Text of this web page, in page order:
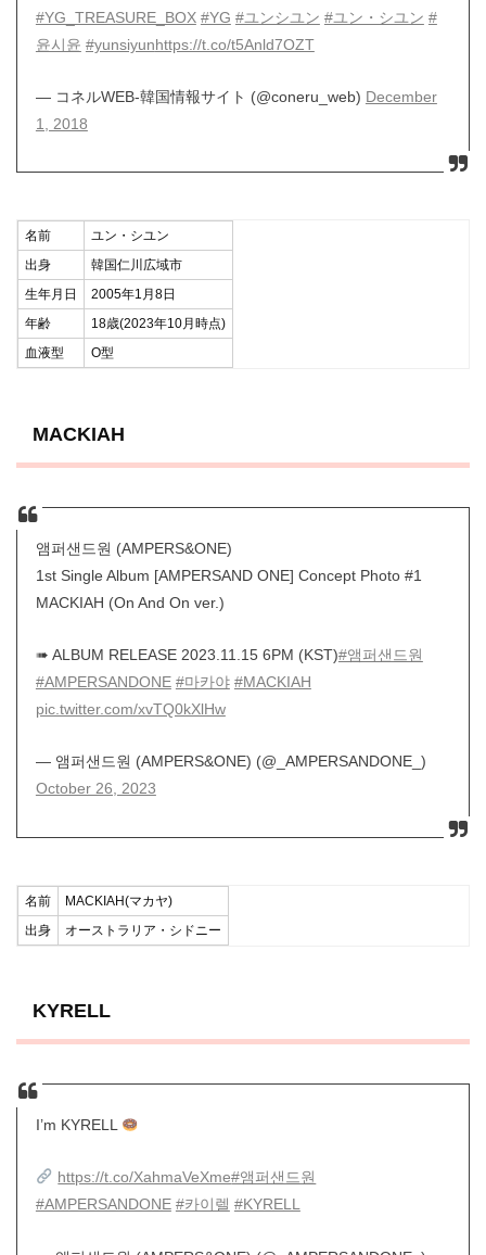
#YG_TREASURE_BOX #YG #ユンシユン #ユン・シユン #
윤시윤 #yunsiyunhttps://t.co/t5Anld7OZT
— コネルWEB-韓国情報サイト (@coneru_web) December
1, 2018
名前
ユン・シユン
出身
韓国仁川広域市
生年月日
2005年1月8日
年齢
18歳(2023年10月時点)
血液型
O型
MACKIAH
앰퍼샌드원 (AMPERS&ONE)
1st Single Album [AMPERSAND ONE] Concept Photo #1
MACKIAH (On And On ver.)
➠ ALBUM RELEASE 2023.11.15 6PM (KST)#앰퍼샌드원
#AMPERSANDONE #마카야 #MACKIAH
pic.twitter.com/xvTQ0kXlHw
— 앰퍼샌드원 (AMPERS&ONE) (@_AMPERSANDONE_)
October 26, 2023
名前
MACKIAH(マカヤ)
出身
オーストラリア・シドニー
KYRELL
I’m KYRELL
https://t.co/XahmaVeXme#앰퍼샌드원
#AMPERSANDONE #카이렐 #KYRELL